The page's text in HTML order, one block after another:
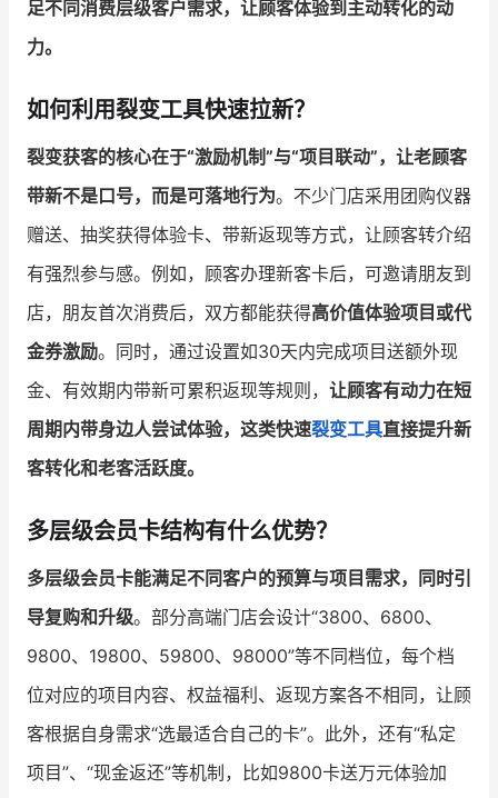
足不同消费层级客户需求，让顾客体验到主动转化的动
力。
如何利用裂变工具快速拉新？
裂变获客的核心在于“激励机制”与“项目联动”，让老顾客
带新不是口号，而是可落地行为。不少门店采用团购仪器
赠送、抽奖获得体验卡、带新返现等方式，让顾客转介绍
有强烈参与感。例如，顾客办理新客卡后，可邀请朋友到
店，朋友首次消费后，双方都能获得高价值体验项目或代
金券激励。同时，通过设置如30天内完成项目送额外现
金、有效期内带新可累积返现等规则， 让顾客有动力在短
周期内带身边人尝试体验，这类快速裂变工具直接提升新
客转化和老客活跃度。
多层级会员卡结构有什么优势？
多层级会员卡能满足不同客户的预算与项目需求，同时引
导复购和升级。部分高端门店会设计“3800、6800、
9800、19800、59800、98000”等不同档位，每个档
位对应的项目内容、权益福利、返现方案各不相同，让顾
客根据自身需求“选最适合自己的卡”。此外，还有“私定
项目”、“现金返还”等机制，比如9800卡送万元体验加